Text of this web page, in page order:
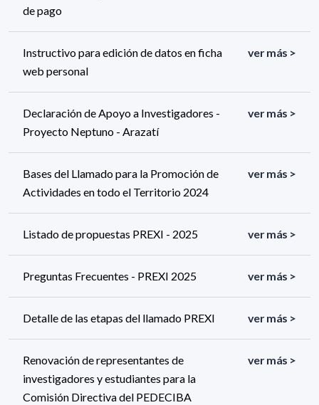
de pago
Instructivo para edición de datos en ficha
web personal
ver más >
Declaración de Apoyo a Investigadores -
Proyecto Neptuno - Arazatí
ver más >
Bases del Llamado para la Promoción de
Actividades en todo el Territorio 2024
ver más >
Listado de propuestas PREXI - 2025 ver más >
Preguntas Frecuentes - PREXI 2025 ver más >
Detalle de las etapas del llamado PREXI ver más >
Renovación de representantes de
investigadores y estudiantes para la
Comisión Directiva del PEDECIBA
ver más >